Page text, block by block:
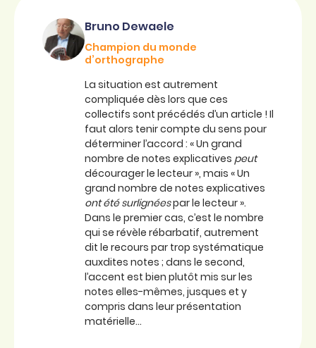
Bruno Dewaele
Champion du monde
d’orthographe
La situation est autrement
compliquée dès lors que ces
collectifs sont précédés d’un article ! Il
faut alors tenir compte du sens pour
déterminer l’accord : « Un grand
nombre de notes explicatives peut
décourager le lecteur », mais « Un
grand nombre de notes explicatives
ont été surlignéespar le lecteur ».
Dans le premier cas, c’est le nombre
qui se révèle rébarbatif, autrement
dit le recours par trop systématique
auxdites notes ; dans le second,
l’accent est bien plutôt mis sur les
notes elles-mêmes, jusques et y
compris dans leur présentation
matérielle…